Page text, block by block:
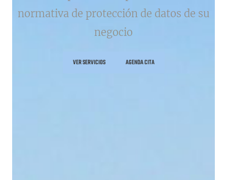
normativa de protección de datos de su
negocio
VER SERVICIOS AGENDA CITA